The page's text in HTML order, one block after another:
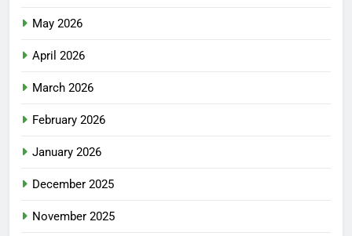
May 2026
April 2026
March 2026
February 2026
January 2026
December 2025
November 2025